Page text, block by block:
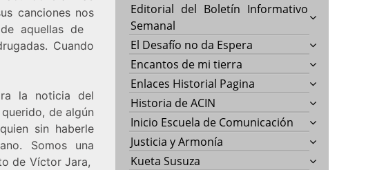
canciones nos
aquellas de
Cuando
la noticia del
de algún
sin haberle
Somos una
de Víctor Jara,
Editorial del Boletín Informativo
Semanal
El Desafío no da Espera
Encantos de mi tierra
Enlaces Historial Pagina
Historia de ACIN
Inicio Escuela de Comunicación
Justicia y Armonía
Kueta Susuza